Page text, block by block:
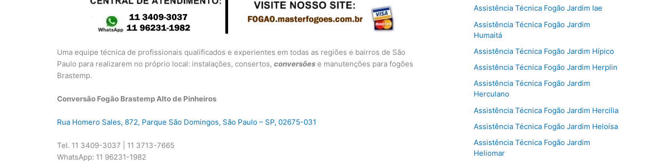
Uma equipe técnica de profissionais qualificados e experientes em todas as regiões e bairros de São
Paulo para realizarem no próprio local: instalações, consertos, conversões e manutenções para fogões
Brastemp.
Conversão Fogão Brastemp Alto de Pinheiros
Rua Homero Sales, 872, Parque São Domingos, São Paulo – SP, 02675-031
Tel. 11 3409-3037 | 11 3713-7665
WhatsApp: 11 96231-1982
Assistência Técnica Fogão Jardim Iae
Assistência Técnica Fogão Jardim
Humaitá
Assistência Técnica Fogão Jardim Hípico
Assistência Técnica Fogão Jardim Herplin
Assistência Técnica Fogão Jardim
Herculano
Assistência Técnica Fogão Jardim Hercilia
Assistência Técnica Fogão Jardim Heloísa
Assistência Técnica Fogão Jardim
Heliomar